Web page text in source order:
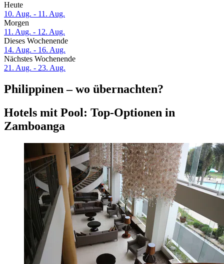
Heute
10. Aug. - 11. Aug.
Morgen
11. Aug. - 12. Aug.
Dieses Wochenende
14. Aug. - 16. Aug.
Nächstes Wochenende
21. Aug. - 23. Aug.
Philippinen – wo übernachten?
Hotels mit Pool: Top-Optionen in
Zamboanga